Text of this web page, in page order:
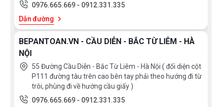
0976.665.669 - 0912.331.335
Dẫn đường
BEPANTOAN.VN - CẦU DIỄN - BẮC TỪ LIÊM - HÀ
NỘI
55 Đường Cầu Diễn - Bắc Từ Liêm - Hà Nội ( đối diện cột
P111 đường tàu trên cao bên tay phải theo hướng đi từ
trôi, phùng đi về hướng cầu giấy )
0976.665.669 - 0912.331.335